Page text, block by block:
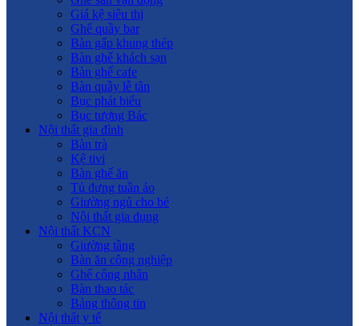
Giá kệ siêu thị
Ghế quầy bar
Bàn gấp khung thép
Bàn ghế khách sạn
Bàn ghế cafe
Bàn quầy lễ tân
Bục phát biểu
Bục tượng Bác
Nội thất gia đình
Bàn trà
Kệ tivi
Bàn ghế ăn
Tủ đựng tuần áo
Giường ngủ cho bé
Nội thất gia dụng
Nội thất KCN
Giường tầng
Bàn ăn công nghiệp
Ghế công nhân
Bàn thao tác
Bảng thông tin
Nội thất y tế